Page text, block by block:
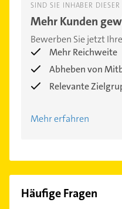
SIND SIE INHABER
Mehr Kunden
Bewerben Sie jetzt
Mehr Reichweite
Abheben von
Relevante
Mehr erfahren
Häufige Fragen